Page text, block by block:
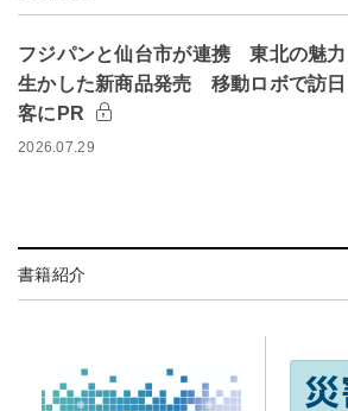
フジパンと仙台市が連携 東北の魅力
生かした新商品発売 移動ロボで訪日
客にPR
2026.07.29
書籍紹介